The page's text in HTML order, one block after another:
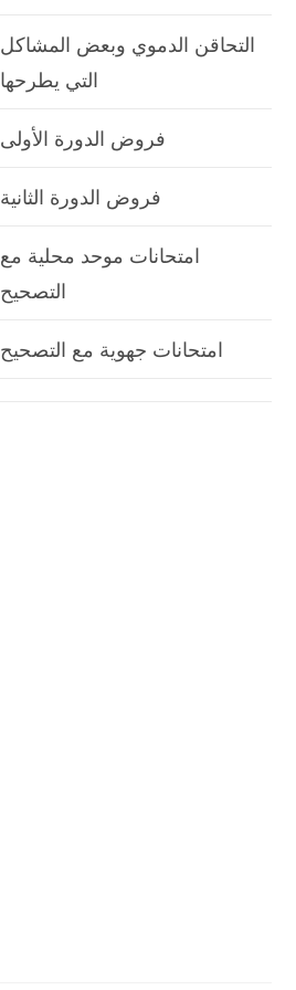
التحاقن الدموي وبعض المشاكل
التي يطرحها
فروض الدورة الأولى
فروض الدورة الثانية
امتحانات موحد محلية مع
التصحيح
امتحانات جهوية مع التصحيح